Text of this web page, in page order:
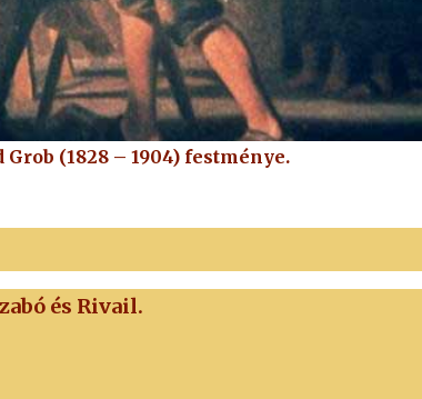
(1828 – 1904) festménye.
és Rivail.